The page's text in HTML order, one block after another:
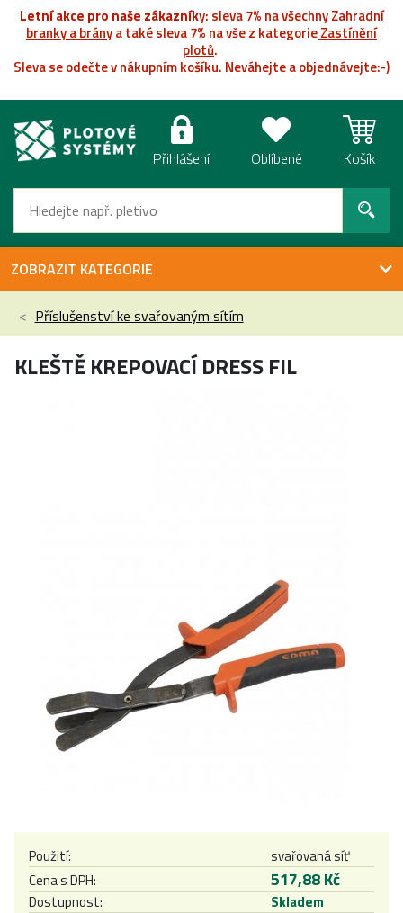
Letní akce pro naše zákazníky: sleva 7% na všechnyZahradní
branky a bránya také sleva 7% na vše z kategorieZastínění
plotů.
Sleva se odečte v nákupním košíku. Neváhejte a objednávejte:-)
Přihlášení Oblíbené Košík
ZOBRAZIT KATEGORIE
Příslušenství ke svařovaným sítím
KLEŠTĚ KREPOVACÍ DRESS FIL
Použití:
svařovaná síť
Cena s DPH:
517,88 Kč
Dostupnost:
Skladem